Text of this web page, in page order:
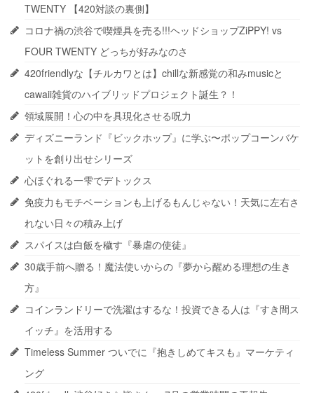
TWENTY 【420対談の裏側】
コロナ禍の渋谷で喫煙具を売る!!!ヘッドショップZiPPY! vs
FOUR TWENTY どっちが好みなのさ
420friendlyな【チルカワとは】chillな新感覚の和みmusicと
cawaii雑貨のハイブリッドプロジェクト誕生？！
領域展開！心の中を具現化させる呪力
ディズニーランド『ビックホップ』に学ぶ〜ポップコーンバケ
ットを創り出せシリーズ
心ほぐれる一雫でデトックス
免疫力もモチベーションも上げるもんじゃない！天気に左右さ
れない日々の積み上げ
スパイスは白飯を穢す『暴虐の使徒』
30歳手前へ贈る！魔法使いからの『夢から醒める理想の生き
方』
コインランドリーで洗濯はするな！投資できる人は『すき間ス
イッチ』を活用する
Timeless Summer ついでに『抱きしめてキスも』マーケティ
ング